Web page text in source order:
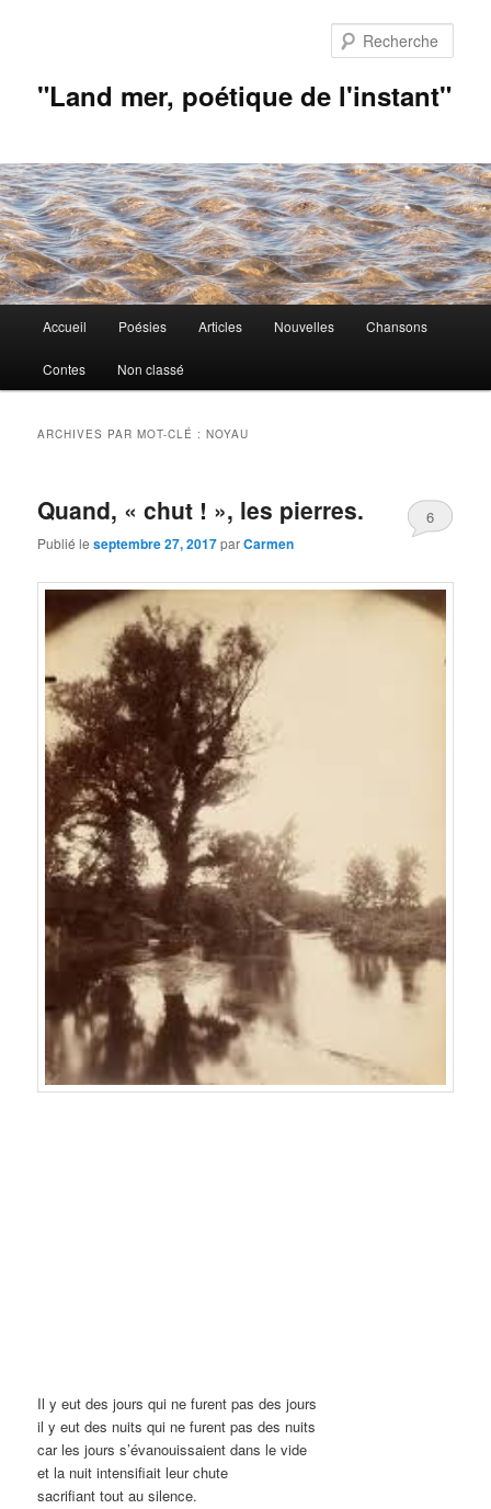
"Land mer, poétique de l'instant"
principal
Accueil Poésies Articles Nouvelles Chansons
Contes Non classé
ARCHIVES PAR MOT-CLÉ :NOYAU
Quand, « chut ! », les pierres.
Publié leseptembre 27, 2017parCarmen
6
Il y eut des jours qui ne furent pas des jours
il y eut des nuits qui ne furent pas des nuits
car les jours s’évanouissaient dans le vide
et la nuit intensifiait leur chute
sacrifiant tout au silence.